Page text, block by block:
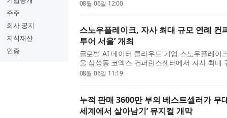
주주
회사 공지
지식재산
인증
08월 06일 12:00
스노우플레이크, 자사 최대 규모 연례 컨
투어 서울’ 개최
글로벌 AI 데이터 클라우드 기업 스노우플레이
울 삼성동 코엑스 컨퍼런스센터에서 자사 최대
이크 월드 투어(Snowflake World Tour) 서울’
08월 06일 11:19
누적 판매 3600만 부의 베스트셀러가 무
세계에서 살아남기’ 뮤지컬 개막